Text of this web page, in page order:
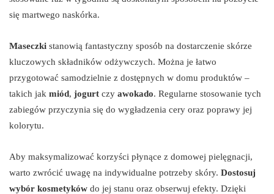
się martwego naskórka.
Maseczki stanowią fantastyczny sposób na dostarczenie skórze
kluczowych składników odżywczych. Można je łatwo
przygotować samodzielnie z dostępnych w domu produktów –
takich jak miód, jogurt czy awokado. Regularne stosowanie tych
zabiegów przyczynia się do wygładzenia cery oraz poprawy jej
kolorytu.
Aby maksymalizować korzyści płynące z domowej pielęgnacji,
warto zwrócić uwagę na indywidualne potrzeby skóry. Dostosuj
wybór kosmetyków do jej stanu oraz obserwuj efekty. Dzięki